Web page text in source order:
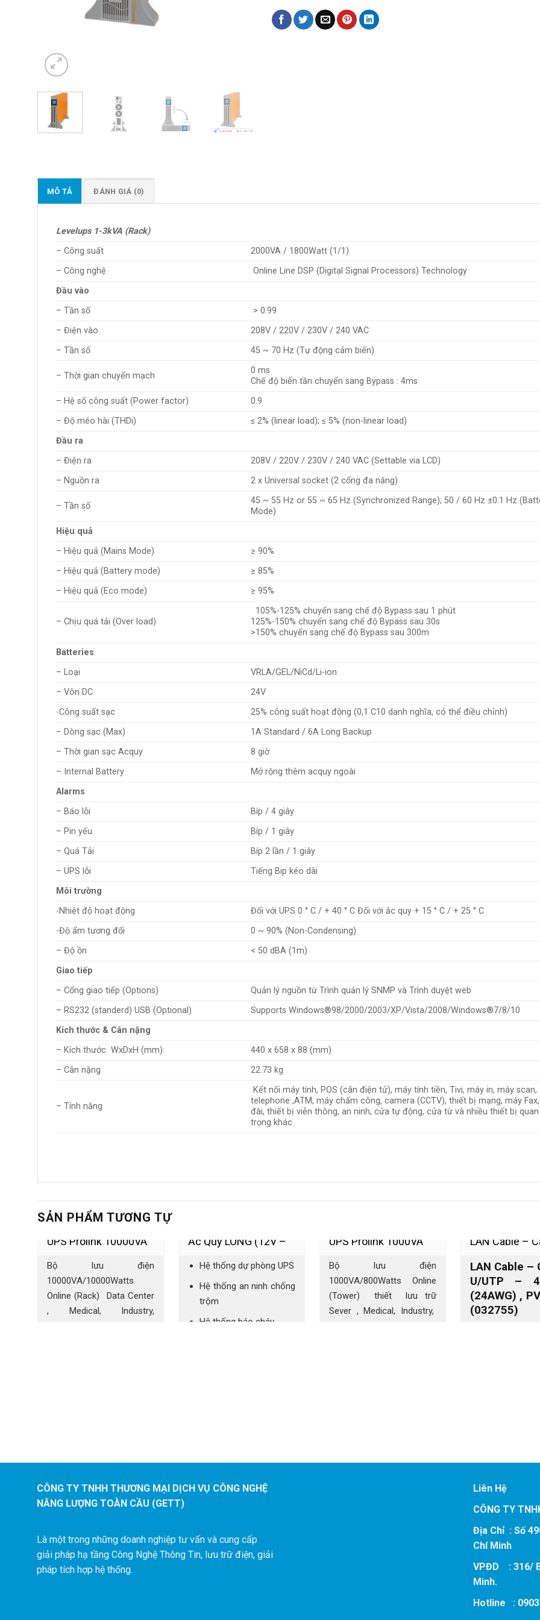
MÔ TẢ ĐÁNH GIÁ (0)
Levelups 1-3kVA (Rack)
– Công suất
2000VA / 1800Watt (1/1)
– Công nghệ
Online Line DSP (Digital Signal Processors) Technology
Đầu vào
– Tần số
> 0.99
– Điện vào
208V / 220V / 230V / 240 VAC
– Tần số
45 ~ 70 Hz (Tự động cảm biến)
– Thời gian chuyển mạch
0 ms
Chế độ biến tần chuyển sang Bypass : 4ms
– Hệ số công suất (Power factor)
0.9
– Độ méo hài (THDi)
≤ 2% (linear load); ≤ 5% (non-linear load)
Đầu ra
– Điện ra
208V / 220V / 230V / 240 VAC (Settable via LCD)
– Nguồn ra
2 x Universal socket (2 cổng đa năng)
– Tần số
45 ~ 55 Hz or 55 ~ 65 Hz (Synchronized Range); 50 / 60 Hz ±0.1 Hz
Mode)
Hiệu quả
– Hiệu quả (Mains Mode)
≥ 90%
– Hiệu quả (Battery mode)
≥ 85%
– Hiệu quả (Eco mode)
≥ 95%
– Chịu quá tải (Over load)
105%-125% chuyển sang chế độ Bypass sau 1 phút
125%-150% chuyển sang chế độ Bypass sau 30s
>150% chuyển sang chế độ Bypass sau 300m
Batteries
– Loại
VRLA/GEL/NiCd/Li-ion
– Vôn DC
24V
-Công suất sạc
25% công suất hoạt động (0,1 C10 danh nghĩa, có thể điều chỉnh)
– Dòng sạc (Max)
1A Standard / 6A Long Backup
– Thời gian sạc Acquy
8 giờ
– Internal Battery
Mở rộng thêm acquy ngoài
Alarms
– Báo lỗi
Bíp / 4 giây
– Pin yếu
Bíp / 1 giây
– Quá Tải
Bíp 2 lần / 1 giây
– UPS lỗi
Tiếng Bip kéo dài
Môi trường
-Nhiệt độ hoạt động
Đối với UPS 0 ° C / + 40 ° C Đối với ắc quy + 15 ° C / + 25 ° C
-Độ ẩm tương đối
0 ~ 90% (Non-Condensing)
– Độ ồn
< 50 dBA (1m)
Giao tiếp
– Cổng giao tiếp (Options)
Quản lý nguồn từ Trình quản lý SNMP và Trình duyệt web
– RS232 (standerd) USB (Optional)
Supports Windows®98/2000/2003/XP/Vista/2008/Windows®7/8/10
Kích thước & Cân nặng
– Kích thước WxDxH (mm):
440 x 658 x 88 (mm)
– Cân nặng
22.73 kg
– Tính năng
Kết nối máy tính, POS (cân điện tử), máy tính tiền, Tivi, máy in, máy scan,
telephone ,ATM, máy chấm công, camera (CCTV), thiết bị mạng, máy
đài, thiết bị viễn thông, an ninh, cửa tự động, cửa từ và nhiều thiết bị quan
trọng khác
SẢN PHẨM TƯƠNG TỰ
UPS Prolink 10000VA
(Tower)
Bộ lưu điện
10000VA/10000Watts
Online (Rack) Data Center
, Medical, Industry,
Ắc Quy LONG (12V –
12AH)
Hệ thống dự phòng UPS
Hệ thống an ninh chống
trộm
Hệ thống báo cháy
UPS Prolink 1000VA
(Tower)
Bộ lưu điện
1000VA/800Watts Online
(Tower) thiết lưu trữ
Sever , Medical, Industry,
LAN Cable –
U/UTP – 4
Blue
LAN Cable –
U/UTP –
(24AWG) ,
(032755)
CÔNG TY TNHH THƯƠNG MẠI DỊCH VỤ CÔNG NGHỆ
NĂNG LƯỢNG TOÀN CẦU (GETT)
Là một trong những doanh nghiệp tư vấn và cung cấp
giải pháp hạ tầng Công Nghệ Thông Tin, lưu trữ điện, giải
pháp tích hợp hệ thống.
Liên Hệ
CÔNG TY
Địa Chỉ : Số
Chí Minh
VPĐD : 316/
Minh.
Hotline :